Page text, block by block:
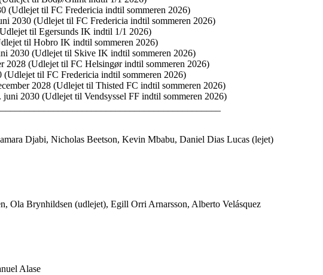
(Udlejet til FC Fredericia indtil sommeren 2026)
2030 (Udlejet til FC Fredericia indtil sommeren 2026)
til Egersunds IK indtil 1/1 2026)
til Hobro IK indtil sommeren 2026)
2030 (Udlejet til Skive IK indtil sommeren 2026)
2028 (Udlejet til FC Helsingør indtil sommeren 2026)
(Udlejet til FC Fredericia indtil sommeren 2026)
2028 (Udlejet til Thisted FC indtil sommeren 2026)
2030 (Udlejet til Vendsyssel FF indtil sommeren 2026)
Djabi, Nicholas Beetson, Kevin Mbabu, Daniel Dias Lucas (lejet)
Ola Brynhildsen (udlejet), Egill Orri Arnarsson, Alberto Velásquez
Alase